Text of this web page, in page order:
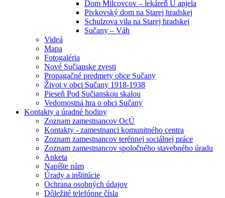
Dom Milcovcov – lekáreň U anjela
Pivkovský dom na Starej hradskej
Schulzova vila na Starej hradskej
Sučany – Váh
Videá
Mapa
Fotogaléria
Nové Sučianske zvesti
Propagačné predmety obce Sučany
Život v obci Sučany 1918-1938
Pieseň Pod Sučianskou skalou
Vedomostná hra o obci Sučany
Kontakty a úradné hodiny
Zoznam zamestnancov OcÚ
Kontakty - zamestnanci komunitného centra
Zoznam zamestnancov terénnej sociálnej práce
Zoznam zamestnancov spoločného stavebného úradu
Anketa
Napíšte nám
Úrady a inštitúcie
Ochrana osobných údajov
Dôležité telefónne čísla